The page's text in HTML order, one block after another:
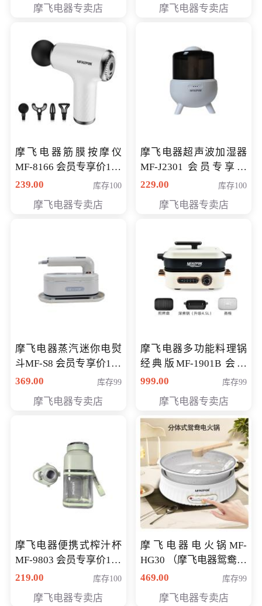
摩飞电器专卖店 摩飞电器专卖店
摩飞电器筋膜按摩仪
MF-8166 会员专享价168
元
239.00 库存100
摩飞电器专卖店
摩飞电器超声波加湿器
MF-J2301 会员专享价
168元
229.00 库存100
摩飞电器专卖店
摩飞电器蒸汽迷你电熨
斗MF-S8 会员专享价168
元
369.00 库存99
摩飞电器专卖店
摩飞电器多功能料理锅
经典版MF-1901B 会员
专享价399元
999.00 库存99
摩飞电器专卖店
摩飞电器便携式榨汁杯
MF-9803 会员专享价138
元
219.00 库存100
摩飞电器专卖店
摩飞电器电火锅MF-
HG30 （摩飞电器鸳鸯锅
MF-HG30 ） 会员专享价
469.00 库存99
摩飞电器专卖店